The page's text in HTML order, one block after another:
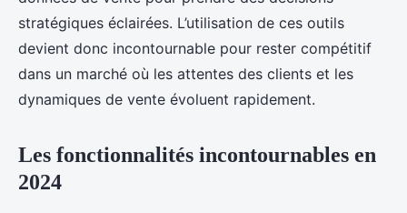
stratégiques éclairées. L’utilisation de ces outils
devient donc incontournable pour rester compétitif
dans un marché où les attentes des clients et les
dynamiques de vente évoluent rapidement.
Les fonctionnalités incontournables en
2024